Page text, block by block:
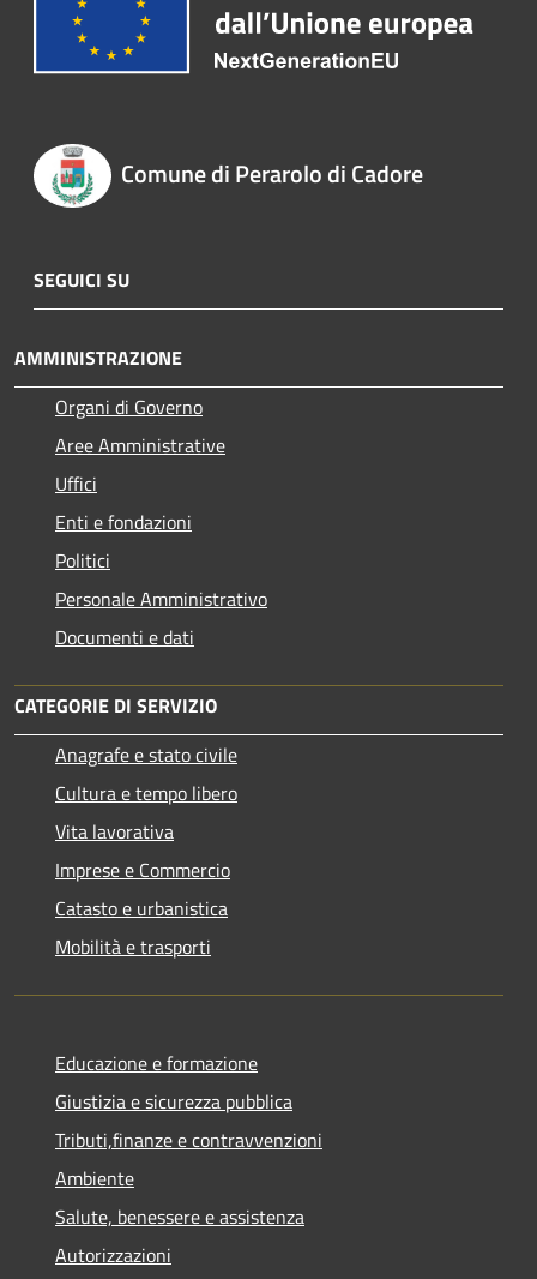
Comune di Perarolo di Cadore
SEGUICI SU
AMMINISTRAZIONE
Organi di Governo
Aree Amministrative
Uffici
Enti e fondazioni
Politici
Personale Amministrativo
Documenti e dati
CATEGORIE DI SERVIZIO
Anagrafe e stato civile
Cultura e tempo libero
Vita lavorativa
Imprese e Commercio
Catasto e urbanistica
Mobilità e trasporti
Educazione e formazione
Giustizia e sicurezza pubblica
Tributi,finanze e contravvenzioni
Ambiente
Salute, benessere e assistenza
Autorizzazioni